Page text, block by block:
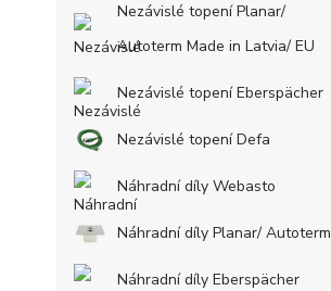
Nezávislé topení Planar/
Autoterm Made in Latvia/ EU
Nezávislé topení Eberspächer
Nezávislé topení Defa
Náhradní díly Webasto
Náhradní díly Planar/ Autoterm
Náhradní díly Eberspächer